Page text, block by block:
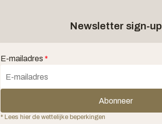
Newsletter sign-up
E-mailadres *
Abonneer
* Lees hier de wettelijke beperkingen